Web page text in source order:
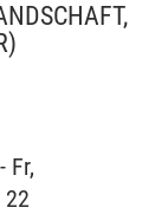
Fr,
22